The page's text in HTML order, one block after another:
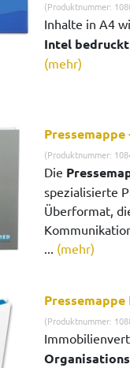
(Produktnummer:
Inhalte in A4
Intel bedruckt
(mehr)
Pressemappe
(Produktnummer:
Die
spezialisierte
Überformat,
... (mehr)
(Produktnummer: